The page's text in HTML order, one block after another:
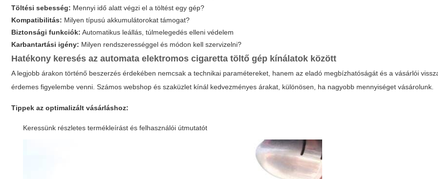
Töltési sebesség: Mennyi idő alatt végzi el a töltést egy gép?
Kompatibilitás: Milyen típusú akkumulátorokat támogat?
Biztonsági funkciók: Automatikus leállás, túlmelegedés elleni védelem
Karbantartási igény: Milyen rendszerességgel és módon kell szervizelni?
Hatékony keresés azautomata elektromos cigaretta töltő gép kínálatok között
A legjobb árakon történő beszerzés érdekében nemcsak a technikai paramétereket, hanem az eladó megbízhatóságát és a vásárlói
érdemes figyelembe venni. Számos webshop és szaküzlet kínál kedvezményes árakat, különösen, ha nagyobb mennyiséget vásárolunk.
Tippek az optimalizált vásárláshoz:
Keressünk részletes termékleírást és felhasználói útmutatót